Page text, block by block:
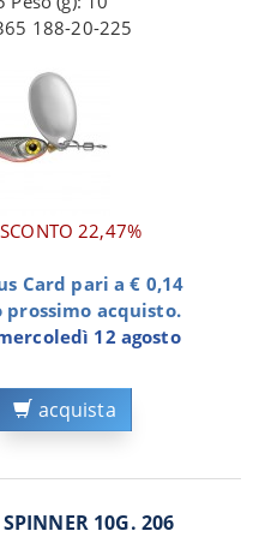
188-20-225
22,47%
Card pari a € 0,14
acquisto.
12 agosto
acquista
10G. 206